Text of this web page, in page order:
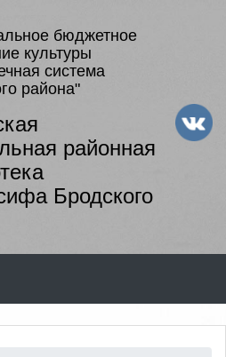
бюджетное
культуры
система
района"
районная
Бродского